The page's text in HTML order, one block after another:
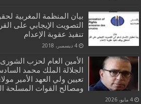
بيان المنظمة المغربية
التصويت الإيجابي على
تنفيذ عقوبة الإعدام
4 ديسمبر، 2018
الأمين العام لحزب
الجلالة الملك محمد
تعيين ولي العهد الأمير
ومصالح القوات المسلحة
4 مايو، 2026